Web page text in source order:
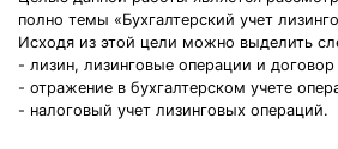
полно темы «Бухгалтерский учет
Исходя из этой цели можно выделить
- лизин, лизинговые операции и договор
- отражение в бухгалтерском учете
- налоговый учет лизинговых операций.